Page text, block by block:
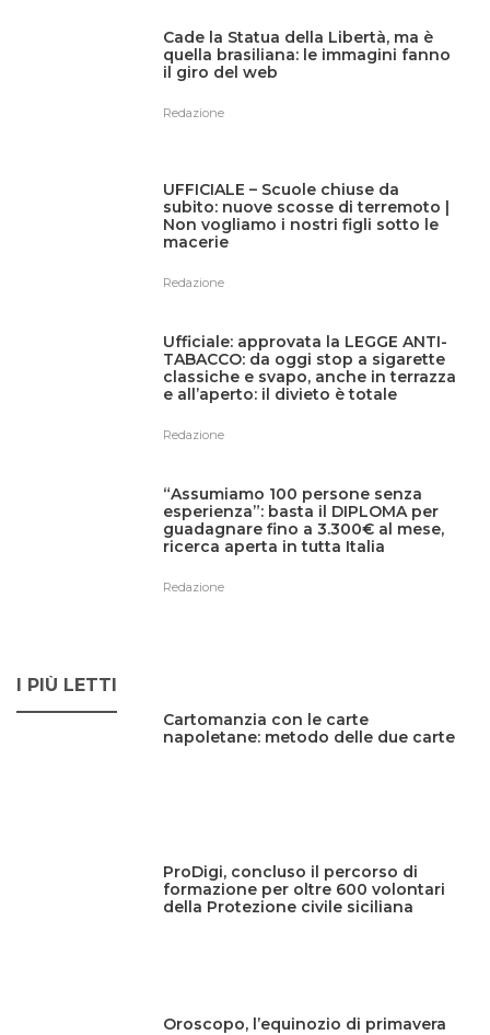
Cade la Statua della Libertà, ma è
quella brasiliana: le immagini fanno
il giro del web
Redazione
UFFICIALE – Scuole chiuse da
subito: nuove scosse di terremoto |
Non vogliamo i nostri figli sotto le
macerie
Redazione
Ufficiale: approvata la LEGGE ANTI-
TABACCO: da oggi stop a sigarette
classiche e svapo, anche in terrazza
e all’aperto: il divieto è totale
Redazione
“Assumiamo 100 persone senza
esperienza”: basta il DIPLOMA per
guadagnare fino a 3.300€ al mese,
ricerca aperta in tutta Italia
Redazione
I PIÙ LETTI
Cartomanzia con le carte
napoletane: metodo delle due carte
ProDigi, concluso il percorso di
formazione per oltre 600 volontari
della Protezione civile siciliana
Oroscopo, l’equinozio di primavera